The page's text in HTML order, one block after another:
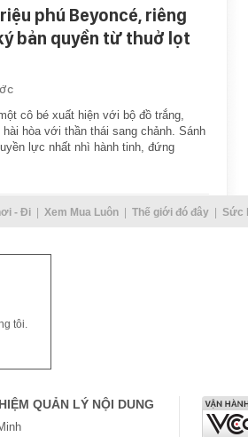
phú Beyoncé, riêng
bản quyền từ thuở lọt
cô bé xuất hiện với bộ đồ trắng,
hòa với thần thái sang chảnh. Sánh
lực nhất nhì hành tinh, đứng
- Đi Xem Mua Luôn Thế giới đó đây Sức
tôi.
QUẢN LÝ NỘI DUNG